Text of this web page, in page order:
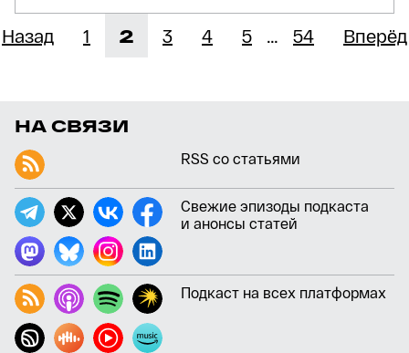
Назад Страница
1 Страница
2 Страница
3 Страница
4 Страница
5 … 54 Вперёд
НА СВЯЗИ
RSS со статьями
Свежие эпизоды подкаста
и анонсы статей
Подкаст на всех платформах